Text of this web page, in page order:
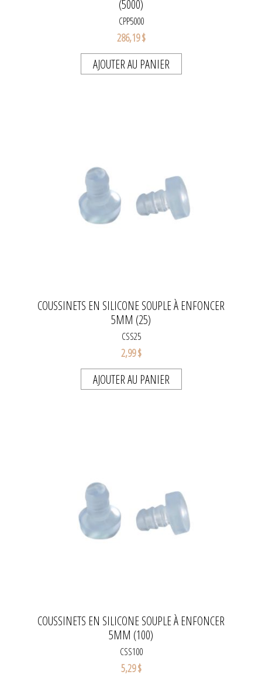
(5000)
CPP5000
286,19 $
AJOUTER AU PANIER
COUSSINETS EN SILICONE SOUPLE À ENFONCER
5MM (25)
CSS25
2,99 $
AJOUTER AU PANIER
COUSSINETS EN SILICONE SOUPLE À ENFONCER
5MM (100)
CSS100
5,29 $